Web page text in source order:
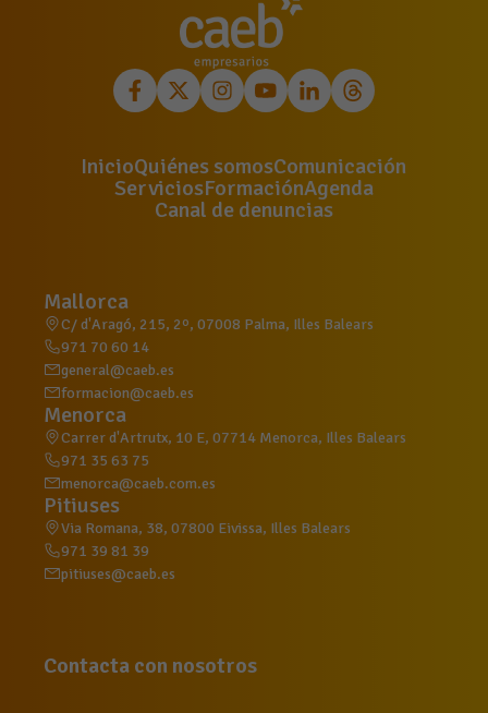
InicioQuiénes somosComunicación
ServiciosFormaciónAgenda
Canal de denuncias
Mallorca
C/ d'Aragó, 215, 2º, 07008 Palma, Illes Balears
971 70 60 14
general@caeb.es
formacion@caeb.es
Menorca
Carrer d'Artrutx, 10 E, 07714 Menorca, Illes Balears
971 35 63 75
menorca@caeb.com.es
Pitiuses
Via Romana, 38, 07800 Eivissa, Illes Balears
971 39 81 39
pitiuses@caeb.es
Contacta con nosotros